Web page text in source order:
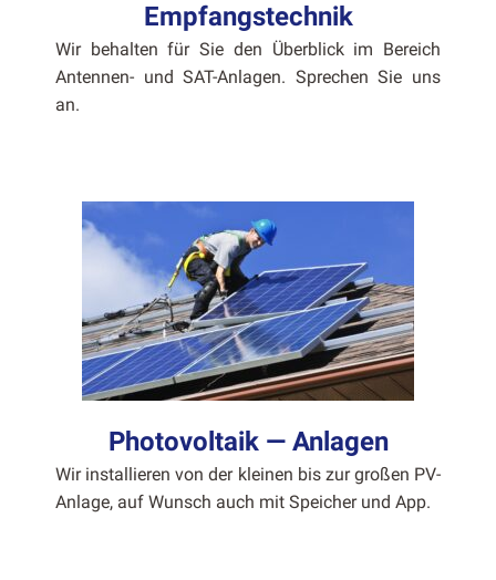
Empfangstechnik
Wir behal­ten für Sie den Überblick im Bere­ich
Anten­nen- und SAT-Anla­gen. Sprechen Sie uns
an.
Photovoltaik — Anlagen
Wir instal­lieren von der kleinen bis zur großen PV-
Anlage, auf Wun­sch auch mit Spe­ich­er und App.